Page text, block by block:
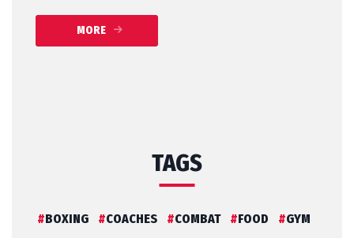
MORE
TAGS
BOXING COACHES COMBAT FOOD
GYM